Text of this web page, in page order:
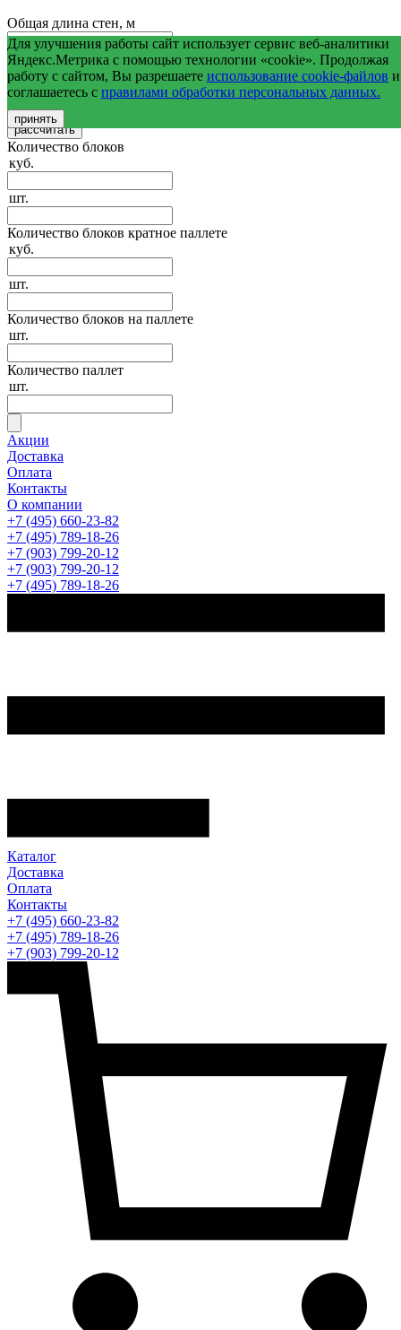
Общая длина стен, м
Средняя высота стен, м
Общая площадь оконных и дверных проемов, м2
Количество блоков
куб.
шт.
Количество блоков кратное паллете
куб.
шт.
Количество блоков на паллете
шт.
Количество паллет
шт.
Акции
Доставка
Оплата
Контакты
О компании
+7 (495) 660-23-82
+7 (495) 789-18-26
+7 (903) 799-20-12
+7 (903) 799-20-12
+7 (495) 789-18-26
Каталог
Доставка
Оплата
Контакты
+7 (495) 660-23-82
+7 (495) 789-18-26
+7 (903) 799-20-12
Для улучшения работы сайт использует сервис веб-аналитики
Яндекс.Метрика с помощью технологии «cookie». Продолжая
работу с сайтом, Вы разрешаете использование cookie-файлов и
соглашаетесь с правилами обработки персональных данных.
принять